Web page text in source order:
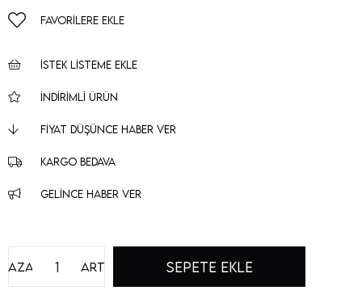
FAVORILERE EKLE
İSTEK LISTEME EKLE
İNDIRIMLI ÜRÜN
FIYAT DÜŞÜNCE HABER VER
KARGO BEDAVA
GELINCE HABER VER
Artır
Azalt